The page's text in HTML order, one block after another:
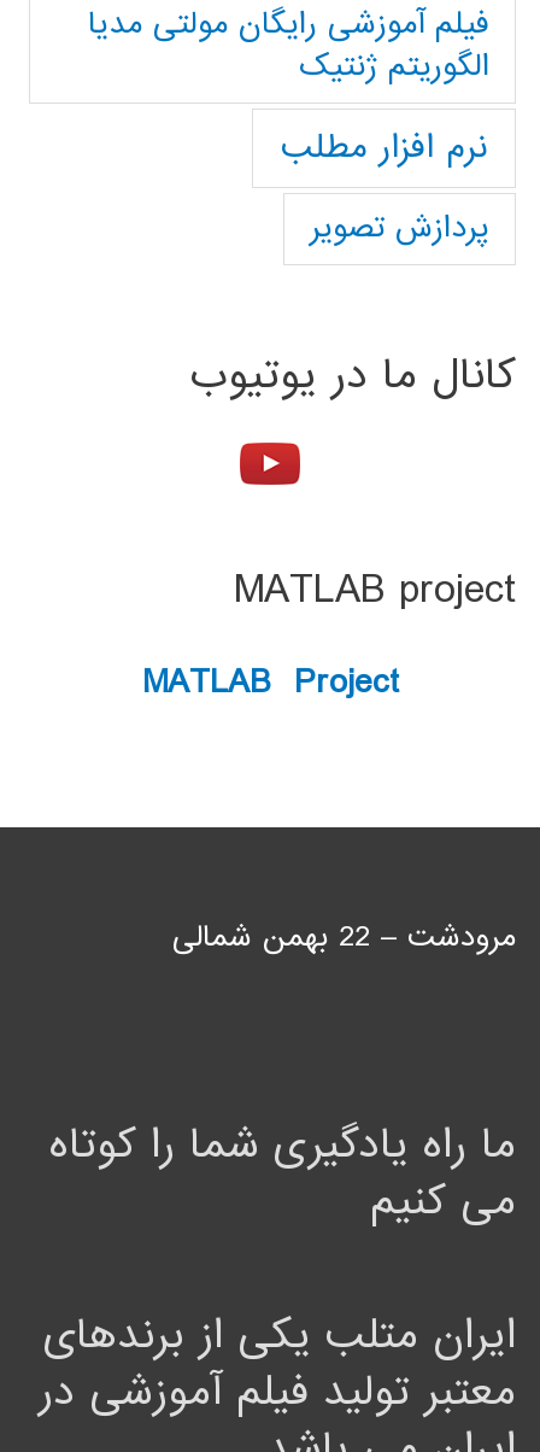
فیلم آموزشی رایگان مولتی مدیا
الگوریتم ژنتیک
نرم افزار مطلب
پردازش تصویر
کانال ما در یوتیوب
MATLAB project
MATLAB Project
مرودشت – 22 بهمن شمالی
ما راه یادگیری شما را کوتاه
می کنیم
ایران متلب یکی از برندهای
معتبر تولید فیلم آموزشی در